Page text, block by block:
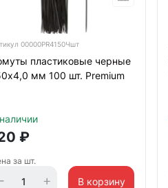
00000PR4150Чшт
пластиковые черные
мм 100 шт. Premium
₽
за шт.
В корзину